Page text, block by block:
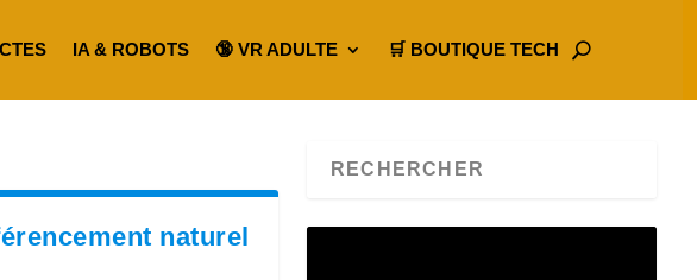
IA & ROBOTS 🔞 VR ADULTE 🛒 BOUTIQUE TECH
naturel